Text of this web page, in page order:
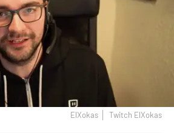
ElXokas Twitch ElXokas